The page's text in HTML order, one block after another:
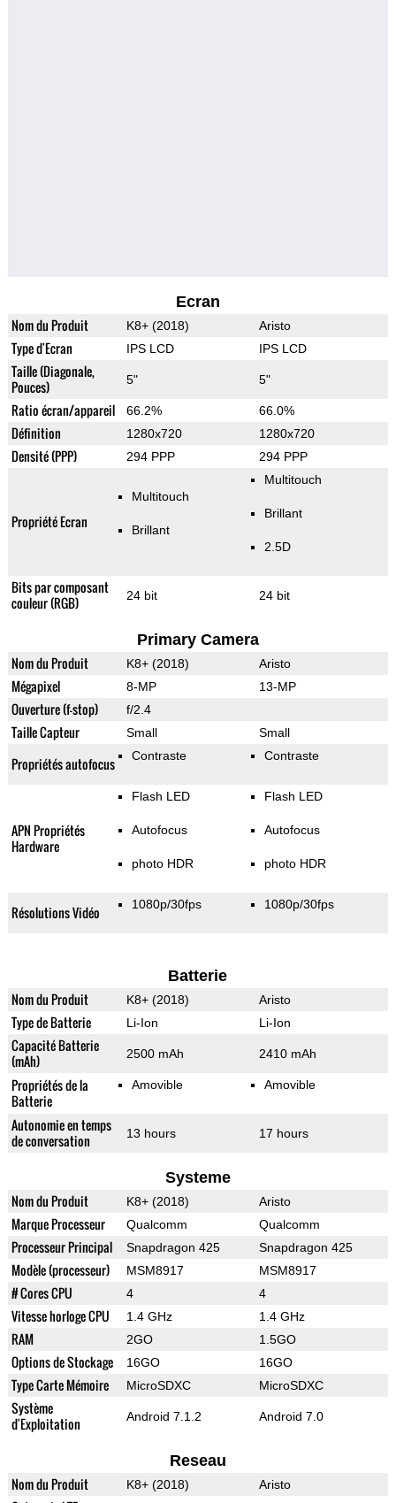
Ecran
Nom du Produit K8+ (2018) Aristo
Type d'Ecran IPS LCD IPS LCD
Taille (Diagonale,
Pouces)
5" 5"
Ratio écran/appareil 66.2% 66.0%
Définition 1280x720 1280x720
Densité (PPP) 294 PPP 294 PPP
Propriété Ecran
Multitouch
Brillant
Multitouch
Brillant
2.5D
Bits par composant
couleur (RGB)
24 bit 24 bit
Primary Camera
Nom du Produit K8+ (2018) Aristo
Mégapixel 8-MP 13-MP
Ouverture (f-stop) f/2.4
Taille Capteur Small Small
Propriétés autofocus Contraste Contraste
APN Propriétés
Hardware
Flash LED
Autofocus
photo HDR
Flash LED
Autofocus
photo HDR
Résolutions Vidéo 1080p/30fps 1080p/30fps
Batterie
Nom du Produit K8+ (2018) Aristo
Type de Batterie Li-Ion Li-Ion
Capacité Batterie
(mAh)
2500 mAh 2410 mAh
Propriétés de la
Batterie
Amovible Amovible
Autonomie en temps
de conversation
13 hours 17 hours
Systeme
Nom du Produit K8+ (2018) Aristo
Marque Processeur Qualcomm Qualcomm
Processeur Principal Snapdragon 425 Snapdragon 425
Modèle (processeur) MSM8917 MSM8917
# Cores CPU 4 4
Vitesse horloge CPU 1.4 GHz 1.4 GHz
RAM 2GO 1.5GO
Options de Stockage 16GO 16GO
Type Carte Mémoire MicroSDXC MicroSDXC
Système
d'Exploitation
Android 7.1.2 Android 7.0
Reseau
Nom du Produit K8+ (2018) Aristo